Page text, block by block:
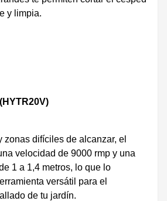
y limpia.
zonas difíciles de alcanzar, el
velocidad de 9000 rmp y una
1 a 1,4 metros, lo que lo
versátil para el
de tu jardín.